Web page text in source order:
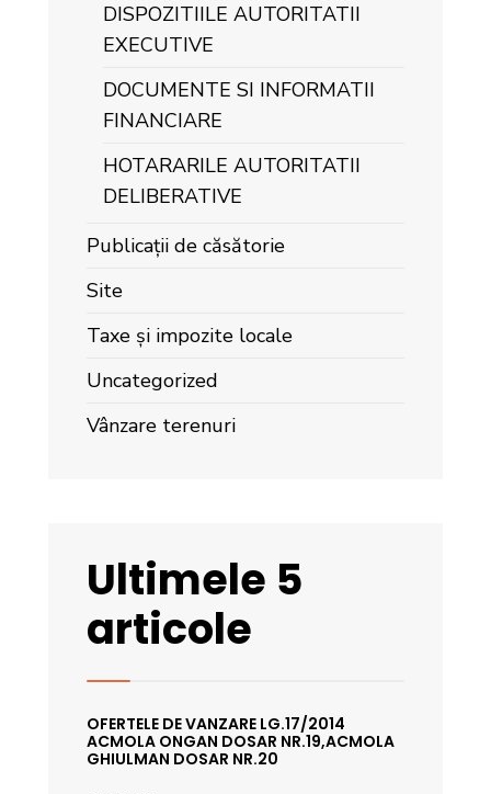
DISPOZITIILE AUTORITATII
EXECUTIVE
DOCUMENTE SI INFORMATII
FINANCIARE
HOTARARILE AUTORITATII
DELIBERATIVE
Publicații de căsătorie
Site
Taxe și impozite locale
Uncategorized
Vânzare terenuri
Ultimele 5
articole
OFERTELE DE VANZARE LG.17/2014
ACMOLA ONGAN DOSAR NR.19,ACMOLA
GHIULMAN DOSAR NR.20